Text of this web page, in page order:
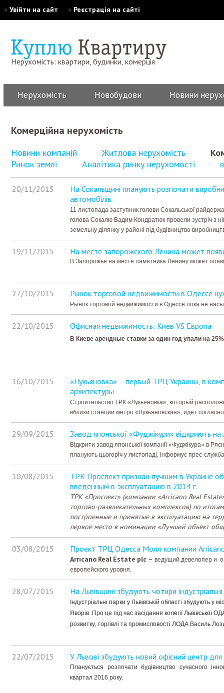
» Увійти на сайт » Реєстрація на сайті
Нерухомість: квартири, будинки, комерція
Нерухомість Новобудови Новини
Комерційна нерухомість
Новини компаній Житлова нерухомість
Ринок землі
Аналітика ринку нерухомості
20/11/2015
На Сокальщині планують розпочати
автомобілів
11 листопада заступник голови Сокальської
голова Сокалю Вадим Кондратюк провели зустріч з
земельну ділянку у районі під будівництво
19/11/2015 На месте запорожского Ленина может
В Запорожье на месте памятника Ленину может
27/10/2015 Рынок торговой недвижимости в Одессе
Рынок торговой недвижимости в Одессе пока не
22/10/2015 Офисная недвижимость: Киев VS Европа
В Киеве арендные ставки за один год упали на 25%
16/10/2015
«Лукьяновка» – первый ТРЦ Украины, в
архитектуры
Строительство ТРК «Лукьяновка», который
вблизи станции метро «Лукьяновская», идет
29/09/2015 Завод японської «Фуджікури» відкриють на
Відкрити завод японської компанії «Фуджікура» в
планують цьогоріч у листопаді, інформує прес-
10/08/2015
ТРК Проспект признан лучшим в Украине
введенным в эксплуатацию в 2014 г.
ТРК «Проспект» (компании «Arricano Real
торгово-развлекательных комплексов) по
построенные и принятые в эксплуатацию на
первое место в номинации «Лучший объект
03/08/2015 Проект ТРЦ Одесса Молл компании
Arricano Real Estate plc – ведущий девелопер и
европейского уровня.
28/07/2015 На Львівщині збудують чотири
Індустріальні парки у Львівській області збудують у
Яворів. Про це під час засідання колегії Львівської
розвитку, торгівлі та промисловості ЛОДА Василь
22/07/2015 У Львові збудують новий офісний центр для
Планується розпочати будівництво сучасного
квартал 2016 року.